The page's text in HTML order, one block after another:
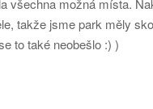
takže jsme park měly
to také neobešlo :) )